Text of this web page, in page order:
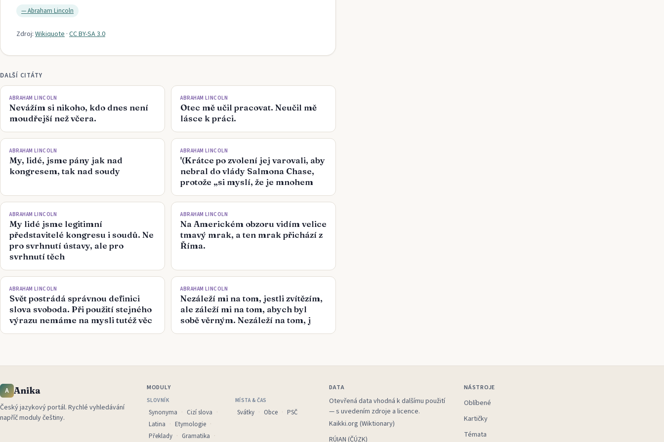
—Abraham Lincoln
Zdroj: Wikiquote · CC BY-SA 3.0
DALŠÍ CITÁTY
ABRAHAM LINCOLN
Nevážím si nikoho, kdo dnes není
moudřejší než včera.
ABRAHAM LINCOLN
Otec mě učil pracovat. Neučil mě
lásce k práci.
ABRAHAM LINCOLN
My, lidé, jsme pány jak nad
kongresem, tak nad soudy
ABRAHAM LINCOLN
'(Krátce po zvolení jej varovali, aby
nebral do vlády Salmona Chase,
protože „si myslí, že je mnohem
ABRAHAM LINCOLN
My lidé jsme legitimní
představitelé kongresu i soudů. Ne
pro svrhnutí ústavy, ale pro
svrhnutí těch
ABRAHAM LINCOLN
Na Americkém obzoru vidím velice
tmavý mrak, a ten mrak přichází z
Říma.
ABRAHAM LINCOLN
Svět postrádá správnou definici
slova svoboda. Při použití stejného
výrazu nemáme na mysli tutéž věc
ABRAHAM LINCOLN
Nezáleží mi na tom, jestli zvítězím,
ale záleží mi na tom, abych byl
sobě věrným. Nezáleží na tom, j
A Anika
Český jazykový portál. Rychlé vyhledávání
napříč moduly češtiny.
MODULY
SLOVNÍK
Synonyma
Cizí slova
Latina
Etymologie
Překlady
Gramatika
MÍSTA & ČAS
Svátky Obce PSČ
DATA
Otevřená data vhodná k dalšímu použití
— s uvedením zdroje a licence.
Kaikki.org (Wiktionary)
RÚIAN (ČÚZK)
NÁSTROJE
Oblíbené
Kartičky
Témata